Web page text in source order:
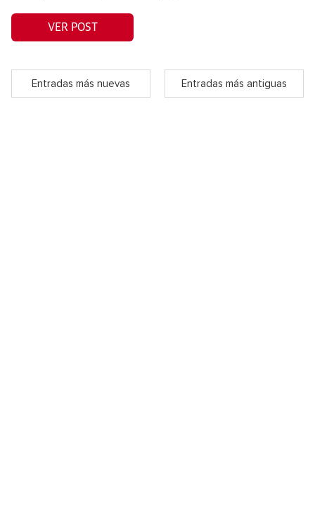
VER POST
Entradas más nuevas Entradas más antiguas